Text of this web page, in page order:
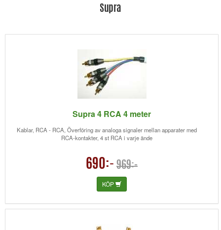
Supra
Supra 4 RCA 4 meter
Kablar, RCA - RCA, Överföring av analoga signaler mellan apparater med
RCA-kontakter, 4 st RCA i varje ände
690:- 969:-
KÖP